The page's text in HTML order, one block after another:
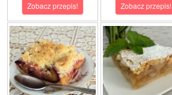
Zobacz przepis! Zobacz przepis!